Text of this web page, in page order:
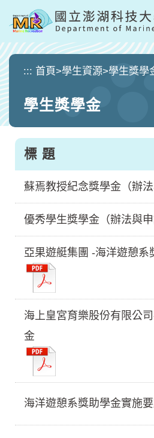
要
內
容
區
塊
::: 首頁>學生資源>學生獎學
學生獎學金
標 題
蘇焉教授紀念獎學金（辦法
優秀學生獎學金（辦法與申
亞果遊艇集團 -海洋遊憩系
海上皇宮育樂股份有限公
金
海洋遊憩系獎助學金實施